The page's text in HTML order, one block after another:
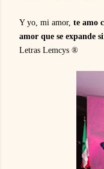
Y yo, mi amor, te amo
amor que se expande
Letras Lemcys ®